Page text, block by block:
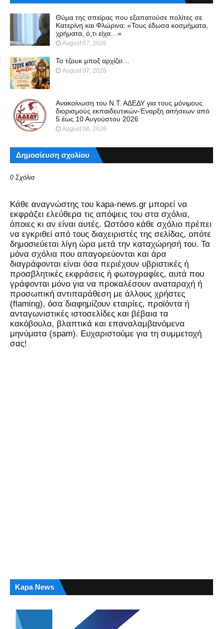
Θύμα της σπείρας που εξαπατούσε πολίτες σε
Κατερίνη και Φλώρινα: «Τους έδωσα κοσμήματα,
χρήματα, ό,τι είχα…»
August 07, 2026
Το τζουκ μπoξ αρχίζει…
August 07, 2026
Ανακοίνωση του Ν.Τ. ΑΔΕΔΥ για τους μόνιμους
διορισμούς εκπαιδευτικών-Έναρξη αιτήσεων από
5 έως 10 Αυγούστου 2026
August 06, 2026
Δημοσίευση σχολίου
0 Σχόλια
Kάθε αναγνώστης του kapa-news.gr μπορεί να
εκφράζει ελεύθερα τις απόψεις του στα σχόλια,
όποιες κι αν είναι αυτές. Ωστόσο κάθε σχόλιο πρέπει
να εγκριθεί από τους διαχειριστές της σελίδας, οπότε
δημοσιεύεται λίγη ώρα μετά την καταχώρησή του. Τα
μόνα σχόλια που απαγορεύονται και άρα
διαγράφονται είναι όσα περιέχουν υβριστικές ή
προσβλητικές εκφράσεις ή φωτογραφίες, αυτά που
γράφονται μόνο για να προκαλέσουν αναταραχή ή
προσωπική αντιπαράθεση με άλλους χρήστες
(flaming), όσα διαφημίζουν εταιρίες, προϊόντα ή
ανταγωνιστικές ιστοσελίδες και βέβαια τα
κακόβουλα, βλαπτικά και επαναλαμβανόμενα
μηνύματα (spam). Ευχαριστούμε για τη συμμετοχή
σας!
Kapa News